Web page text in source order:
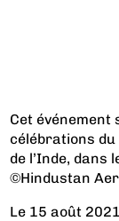
Cet événement
célébrations du
de l’Inde, dans
©Hindustan
Le 15 août